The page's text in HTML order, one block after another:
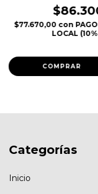
$77.670,00 con
LOCAL
Categorías
Inicio